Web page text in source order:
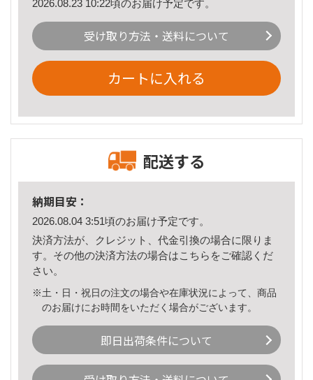
2026.08.23 10:22頃のお届け予定です。
受け取り方法・送料について
カートに入れる
配送する
納期目安：
2026.08.04 3:51頃のお届け予定です。
決済方法が、クレジット、代金引換の場合に限りま
す。その他の決済方法の場合はこちら をご確認くだ
さい。
※土・日・祝日の注文の場合や在庫状況によって、商品
のお届けにお時間をいただく場合がございます。
即日出荷条件について